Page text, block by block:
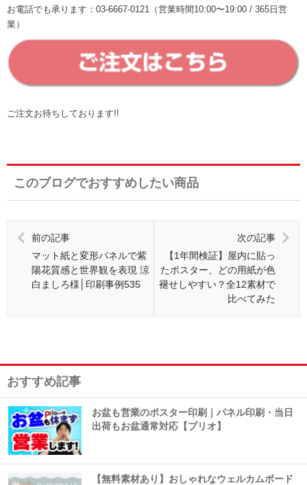
お電話でも承ります：03-6667-0121（営業時間10:00〜19:00 / 365日営
業）
ご注文お待ちしております!!
このブログでおすすめしたい商品
前の記事
マット紙と変形パネルで紫
陽花質感と世界観を表現 涼
白ましろ様│印刷事例535
次の記事
【1年間検証】屋内に貼っ
たポスター、どの用紙が色
褪せしやすい？全12素材で
比べてみた
おすすめ記事
お盆も営業のポスター印刷｜パネル印刷・当日
出荷もお盆通常対応【プリオ】
【無料素材あり】おしゃれなウェルカムボード